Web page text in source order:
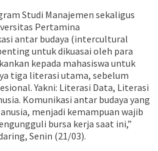
Studi Manajemen sekaligus
Pertamina
antar budaya (intercultural
untuk dikuasai oleh para
kepada mahasiswa untuk
tiga literasi utama, sebelum
Yakni: Literasi Data, Literasi
Komunikasi antar budaya yang
menjadi kemampuan wajib
bursa kerja saat ini,”
Senin (21/03).